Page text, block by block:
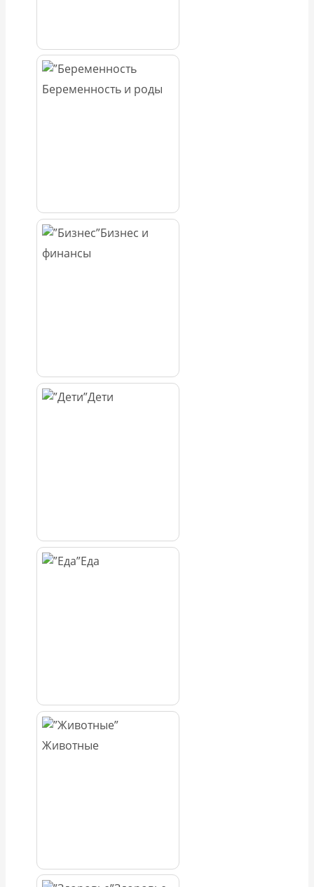
Беременность и роды
Бизнес и
финансы
Дети
Еда
Животные